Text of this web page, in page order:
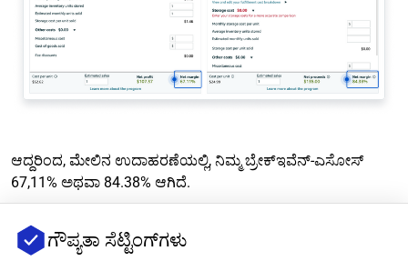
ಆದ್ದರಿಂದ, ಮೇಲಿನ ಉದಾಹರಣೆಯಲ್ಲಿ, ನಿಮ್ಮ ಬ್ರೇಕ್‌ಇವೆನ್-ಎಸೋಸ್
67,11% ಅಥವಾ 84.38% ಆಗಿದೆ.
ನೀವು ಕೊನೆಯ ಹಂತದಲ್ಲಿ, ನಿಮ್ಮ ಗುರಿ-ಎಸೋಸ್ ನಿಮ್ಮ ಬ್ರೇಕ್‌ಇವೆನ್-
ಎಸೋಸ್ ಗೆ ಸಂಬಂಧಿಸಿದಂತೆ ಹೇಗಿರಬೇಕು ಎಂಬುದನ್ನು ನಿರ್ಧರಿಸುತ್ತೀರಿ.
ಗೌಪ್ಯತಾ ಸೆಟ್ಟಿಂಗ್‌ಗಳು